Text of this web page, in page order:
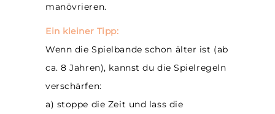
manövrieren.
Ein kleiner Tipp:
Wenn die Spielbande schon älter ist (ab
ca. 8 Jahren), kannst du die Spielregeln
verschärfen:
a) stoppe die Zeit und lass die